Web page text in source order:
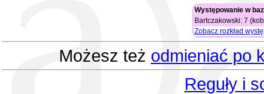
Występowanie w
Bartczakowski: 7
Zobacz rozkład
Możesz też odmieniać po
Reguły i